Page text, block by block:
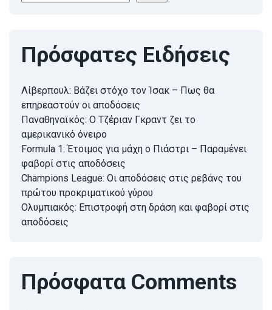
Πρόσφατες Ειδήσεις
Λίβερπουλ: Βάζει στόχο τον Ίσακ – Πως θα
επηρεαστούν οι αποδόσεις
Παναθηναϊκός: Ο Τζέριαν Γκραντ ζει το
αμερικανικό όνειρο
Formula 1: Έτοιμος για μάχη ο Πιάστρι – Παραμένει
φαβορί στις αποδόσεις
Champions League: Οι αποδόσεις στις ρεβάνς του
πρώτου προκριματικού γύρου
Ολυμπιακός: Επιστροφή στη δράση και φαβορί στις
αποδόσεις
Πρόσφατα Comments